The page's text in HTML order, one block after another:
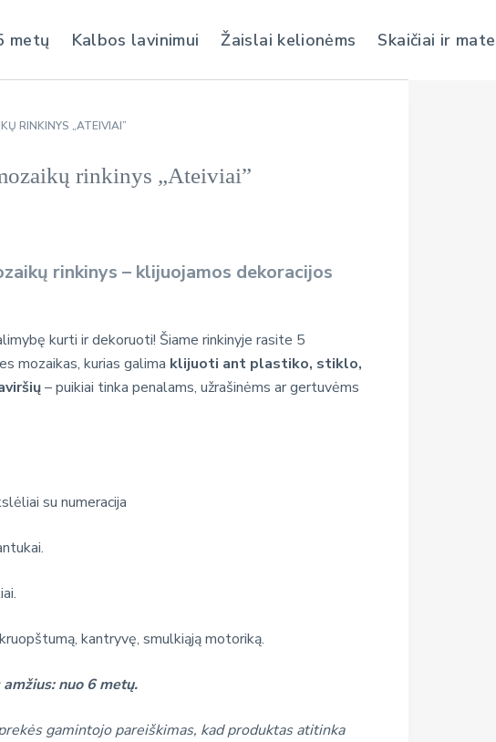
metų Kalbos lavinimui Žaislai kelionėms Skaičiai ir
RINKINYS „ATEIVIAI”
rinkinys „Ateiviai”
rinkinys – klijuojamos dekoracijos
kurti ir dekoruoti! Šiame rinkinyje rasite 5
mozaikas, kurias galima klijuoti ant plastiko, stiklo,
– puikiai tinka penalams, užrašinėms ar gertuvėms
su numeracija
kantryvę, smulkiąją motoriką.
nuo 6 metų.
gamintojo pareiškimas, kad produktas atitinka